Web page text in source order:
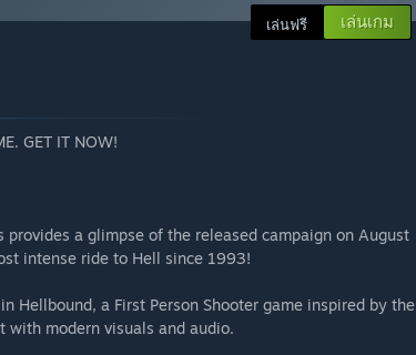
เล่นฟรี เล่นเกม
GET IT NOW!
a glimpse of the released campaign on August
intense ride to Hell since 1993!
Hellbound, a First Person Shooter game inspired by the
with modern visuals and audio.